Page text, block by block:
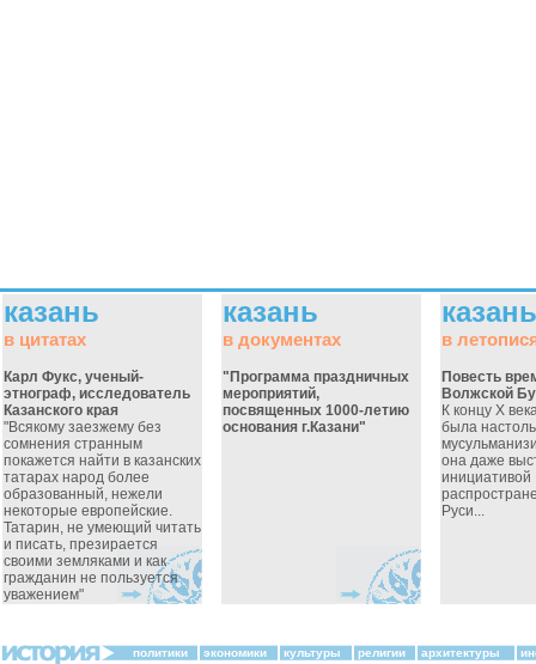
казань
в цитатах
Карл Фукс, ученый-
этнограф, исследователь
Казанского края
"Всякому заезжему без
сомнения странным
покажется найти в казанских
татарах народ более
образованный, нежели
некоторые европейские.
Татарин, не умеющий читать
и писать, презирается
своими земляками и как
гражданин не пользуется
уважением"
казань
в документах
"Программа праздничных
мероприятий,
посвященных 1000-летию
основания г.Казани"
казань
в
Повесть
Волжской
К концу Х
была
она даже
инициативой
Руси...
политики экономики культуры религии архитектуры